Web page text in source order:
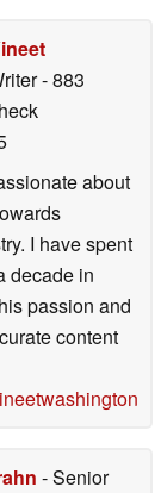
- 883
about
I have spent
decade in
passion and
content
- Senior